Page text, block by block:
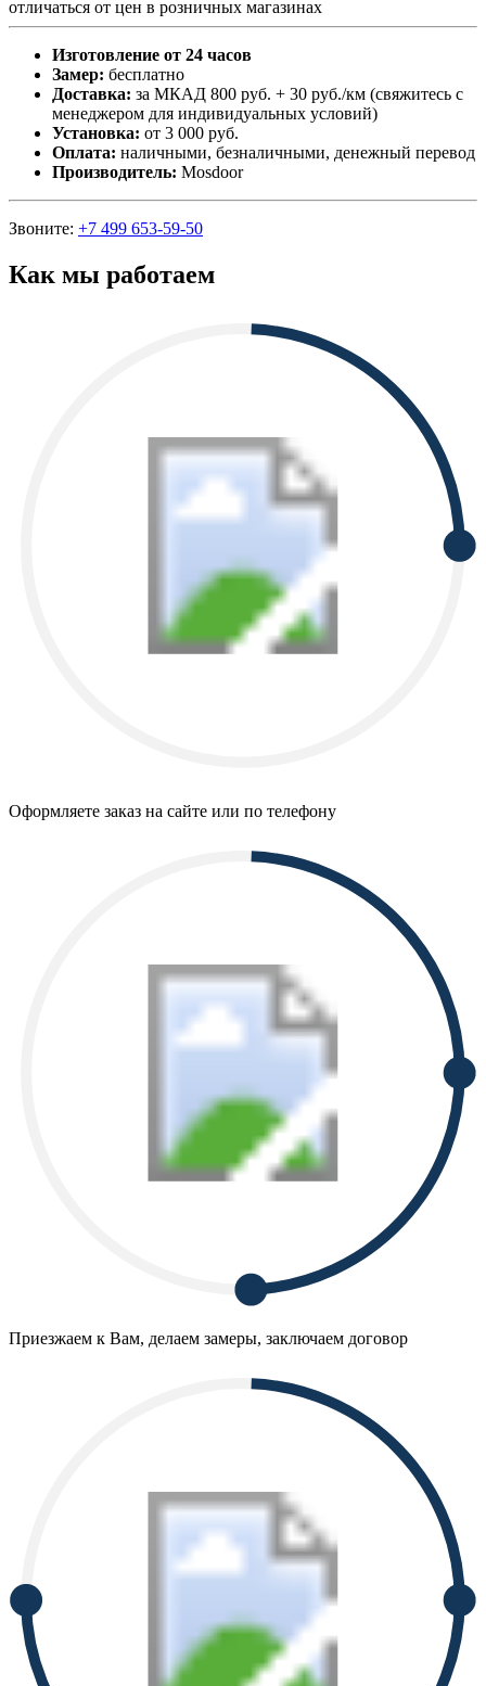
отличаться от цен в розничных магазинах
Изготовление от 24 часов
Замер: бесплатно
Доставка: за МКАД 800 руб. + 30 руб./км (свяжитесь с
менеджером для индивидуальных условий)
Установка: от 3 000 руб.
Оплата: наличными, безналичными, денежный перевод
Производитель: Mosdoor
Звоните: +7 499 653-59-50
Как мы работаем
Оформляете заказ на сайте или по телефону
Приезжаем к Вам, делаем замеры, заключаем договор